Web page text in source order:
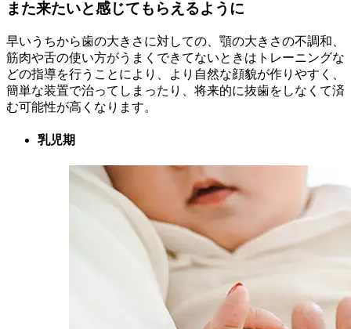
また来たいと感じてもらえるように
早いうちから歯の大きさに対しての、顎の大きさの不調和、
筋肉や舌の使い方がうまくできてないときはトレーニングな
どの指導を行うことにより、より自然な顔貌が作りやすく、
簡単な装置で治ってしまったり、将来的に抜歯をしなくて済
む可能性が高くなります。
乳児期